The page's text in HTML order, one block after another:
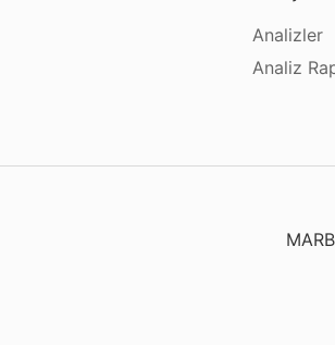
Analizler
Analiz